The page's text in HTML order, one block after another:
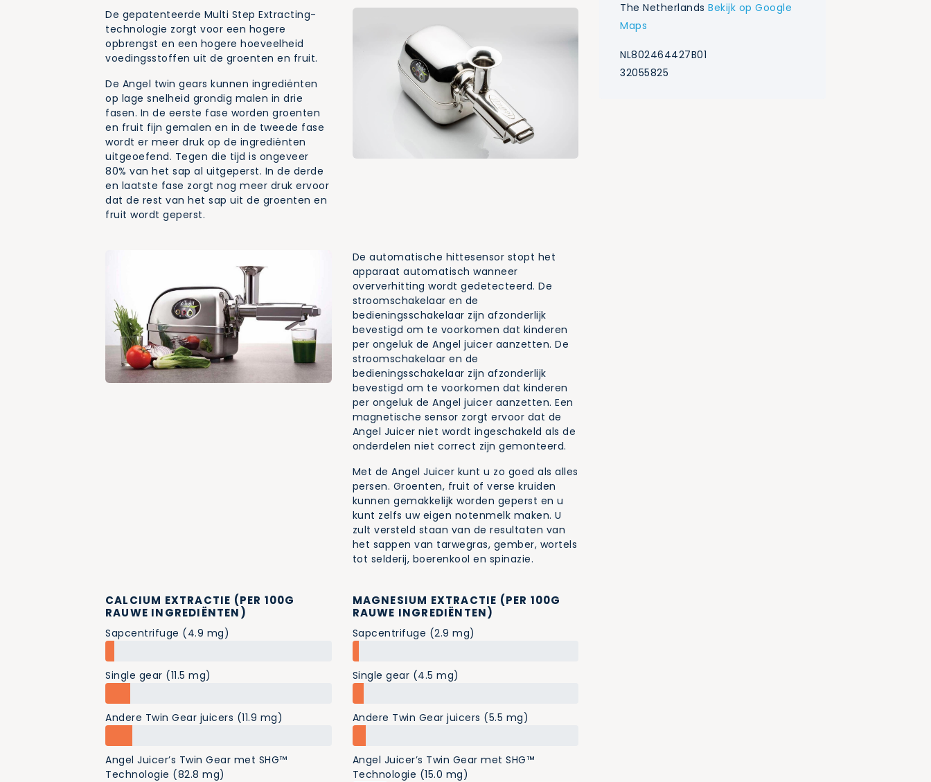
De gepatenteerde Multi Step Extracting-
technologie zorgt voor een hogere
opbrengst en een hogere hoeveelheid
voedingsstoffen uit de groenten en fruit.
De Angel twin gears kunnen ingrediënten
op lage snelheid grondig malen in drie
fasen. In de eerste fase worden groenten
en fruit fijn gemalen en in de tweede fase
wordt er meer druk op de ingrediënten
uitgeoefend. Tegen die tijd is ongeveer
80% van het sap al uitgeperst. In de derde
en laatste fase zorgt nog meer druk ervoor
dat de rest van het sap uit de groenten en
fruit wordt geperst.
De automatische hittesensor stopt het
apparaat automatisch wanneer
oververhitting wordt gedetecteerd. De
stroomschakelaar en de
bedieningsschakelaar zijn afzonderlijk
bevestigd om te voorkomen dat kinderen
per ongeluk de Angel juicer aanzetten. De
stroomschakelaar en de
bedieningsschakelaar zijn afzonderlijk
bevestigd om te voorkomen dat kinderen
per ongeluk de Angel juicer aanzetten. Een
magnetische sensor zorgt ervoor dat de
Angel Juicer niet wordt ingeschakeld als de
onderdelen niet correct zijn gemonteerd.
Met de Angel Juicer kunt u zo goed als alles
persen. Groenten, fruit of verse kruiden
kunnen gemakkelijk worden geperst en u
kunt zelfs uw eigen notenmelk maken. U
zult versteld staan van de resultaten van
het sappen van tarwegras, gember, wortels
tot selderij, boerenkool en spinazie.
CALCIUM EXTRACTIE (PER 100G
RAUWE INGREDIËNTEN)
Sapcentrifuge (4.9 mg)
Single gear (11.5 mg)
Andere Twin Gear juicers (11.9 mg)
Angel Juicer’s Twin Gear met SHG™
Technologie (82.8 mg)
MAGNESIUM EXTRACTIE (PER 100G
RAUWE INGREDIËNTEN)
Sapcentrifuge (2.9 mg)
Single gear (4.5 mg)
Andere Twin Gear juicers (5.5 mg)
Angel Juicer’s Twin Gear met SHG™
Technologie (15.0 mg)
The NetherlandsBekijk op Google
Maps
NL802464427B01
32055825